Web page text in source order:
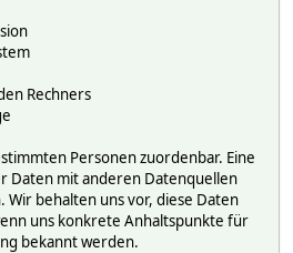
Rechners
Personen zuordenbar. Eine
Daten mit anderen Datenquellen
behalten uns vor, diese Daten
uns konkrete Anhaltspunkte für
bekannt werden.